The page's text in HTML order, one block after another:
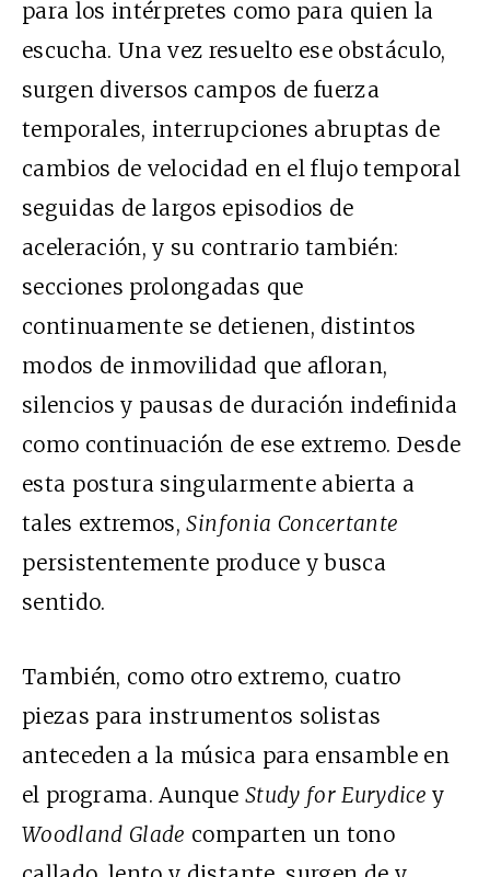
para los intérpretes como para quien la
escucha. Una vez resuelto ese obstáculo,
surgen diversos campos de fuerza
temporales, interrupciones abruptas de
cambios de velocidad en el flujo temporal
seguidas de largos episodios de
aceleración, y su contrario también:
secciones prolongadas que
continuamente se detienen, distintos
modos de inmovilidad que afloran,
silencios y pausas de duración indefinida
como continuación de ese extremo. Desde
esta postura singularmente abierta a
tales extremos,Sinfonia Concertante
persistentemente produce y busca
sentido.
También, como otro extremo, cuatro
piezas para instrumentos solistas
anteceden a la música para ensamble en
el programa. Aunque Study for Eurydice y
Woodland Glade comparten un tono